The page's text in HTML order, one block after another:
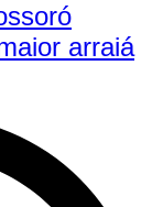
arraiá